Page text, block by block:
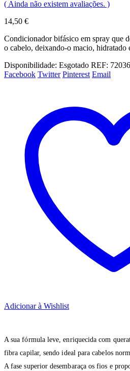
( Ainda não existem avaliações. )
14,50 €
Condicionador bifásico em spray que
o cabelo, deixando-o macio, hidratado
Disponibilidade: Esgotado REF:
Facebook Twitter Pinterest Email
Adicionar à Wishlist
A sua fórmula leve, enriquecida com
fibra capilar, sendo ideal para cabelos
A fase superior desembaraça os fios e